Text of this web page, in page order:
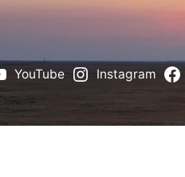
YouTube Instagram